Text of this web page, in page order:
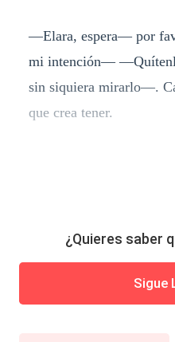
—Elara, espera— por
mi intención—
sin siquiera mirarlo—.
que crea tener.
¿Quieres saber
Sigue